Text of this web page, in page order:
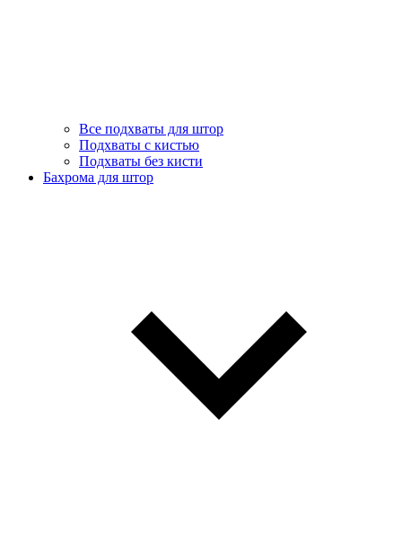
Все подхваты для штор
Подхваты с кистью
Подхваты без кисти
Бахрома для штор